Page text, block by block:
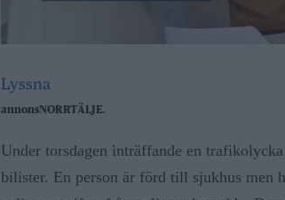
Lyssna
annonsNORRTÄLJE.
Under torsdagen inträffande en
bilister. En person är förd till sjukhus men